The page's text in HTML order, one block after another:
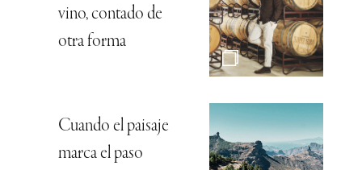
vino, contado de
otra forma
Cuando el paisaje
marca el paso